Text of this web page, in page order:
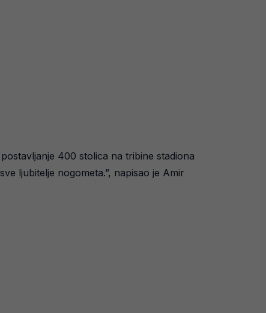
400 stolica na tribine stadiona
ljubitelje nogometa.”, napisao je Amir